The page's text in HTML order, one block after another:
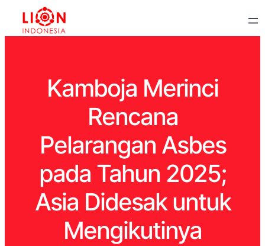
Kamboja Merinci
Rencana
Pelarangan Asbes
pada Tahun 2025;
Asia Didesak untuk
Mengikutinya